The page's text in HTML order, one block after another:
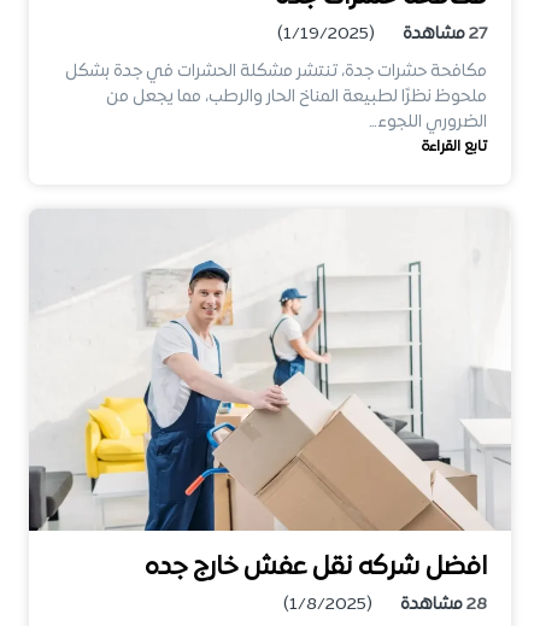
27مشاهدة
(1/19/2025)
مكافحة حشرات جدة، تنتشر مشكلة الحشرات في جدة بشكل
ملحوظ نظرًا لطبيعة المناخ الحار والرطب، مما يجعل من
الضروري اللجوء…
تابع القراءة
افضل شركه نقل عفش خارج جده
28مشاهدة
(1/8/2025)